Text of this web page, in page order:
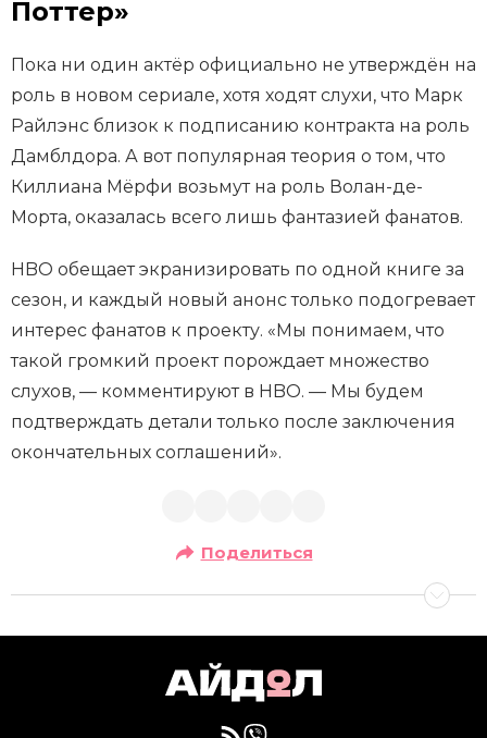
Поттер»
Пока ни один актёр официально не утверждён на
роль в новом сериале, хотя ходят слухи, что Марк
Райлэнс близок к подписанию контракта на роль
Дамблдора. А вот популярная теория о том, что
Киллиана Мёрфи возьмут на роль Волан-де-
Морта, оказалась всего лишь фантазией фанатов.
HBO обещает экранизировать по одной книге за
сезон, и каждый новый анонс только подогревает
интерес фанатов к проекту. «Мы понимаем, что
такой громкий проект порождает множество
слухов, — комментируют в HBO. — Мы будем
подтверждать детали только после заключения
окончательных соглашений».
Поделиться